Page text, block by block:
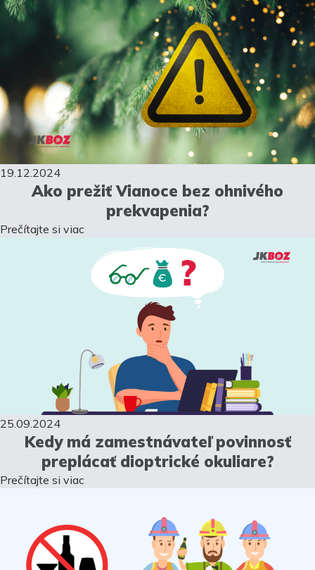
19.12.2024
Ako prežiť Vianoce bez ohnivého
prekvapenia?
Prečítajte si viac
25.09.2024
Kedy má zamestnávateľ povinnosť
preplácať dioptrické okuliare?
Prečítajte si viac